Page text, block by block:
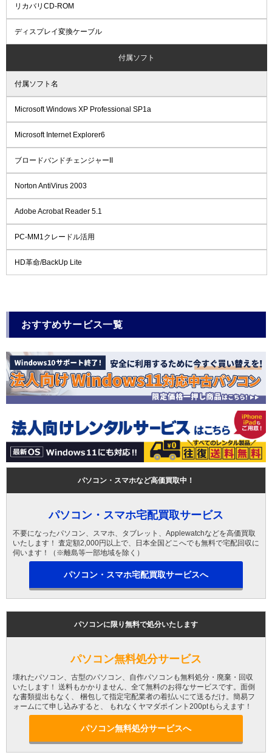
リカバリCD-ROM
ディスプレイ変換ケーブル
付属ソフト
付属ソフト名
Microsoft Windows XP Professional SP1a
Microsoft Internet Explorer6
ブロードバンドチェンジャーII
Norton AntiVirus 2003
Adobe Acrobat Reader 5.1
PC-MM1クレードル活用
HD革命/BackUp Lite
おすすめサービス一覧
パソコン・スマホなど高価買取中！
パソコン・スマホ宅配買取サービス
不要になったパソコン、スマホ、タブレット、Applewatchなどを高価買取
いたします！ 査定額2,000円以上で、日本全国どこへでも無料で宅配回収に
伺います！（※離島等一部地域を除く）
パソコン・スマホ宅配買取サービスへ
パソコンに限り無料で処分いたします
パソコン無料処分サービス
壊れたパソコン、古型のパソコン、自作パソコンも無料処分・廃棄・回収
いたします！ 送料もかかりません、全て無料のお得なサービスです。面倒
な書類提出もなく、 梱包して指定宅配業者の着払いにて送るだけ。簡易フ
ォームにて申し込みすると、 もれなくヤマダポイント200ptもらえます！
パソコン無料処分サービスへ